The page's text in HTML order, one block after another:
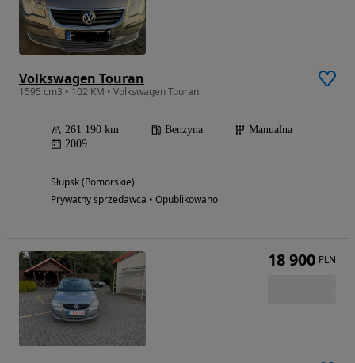
Volkswagen Touran
1595 cm3 • 102 KM • Volkswagen Touran
261 190 km Benzyna
Manualna
2009
Słupsk (Pomorskie)
Prywatny sprzedawca • Opublikowano
18 900 PLN